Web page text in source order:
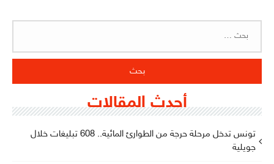
أحدث المقالات
تونس تدخل مرحلة حرجة من الطوارئ المائية.. 608 تبليغات خلال
جويلية